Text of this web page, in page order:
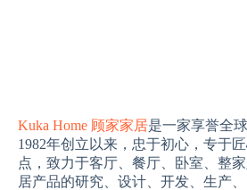
Kuka Home 顾家家居是一家享誉全
1982年创立以来，忠于初心，专于
点，致力于客厅、餐厅、卧室、整
居产品的研究、设计、开发、生产、